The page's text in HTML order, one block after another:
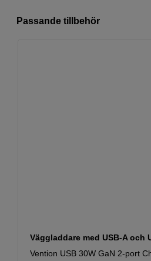
Passande tillbehör
Väggladdare med USB-A och
Vention USB 30W GaN 2-port